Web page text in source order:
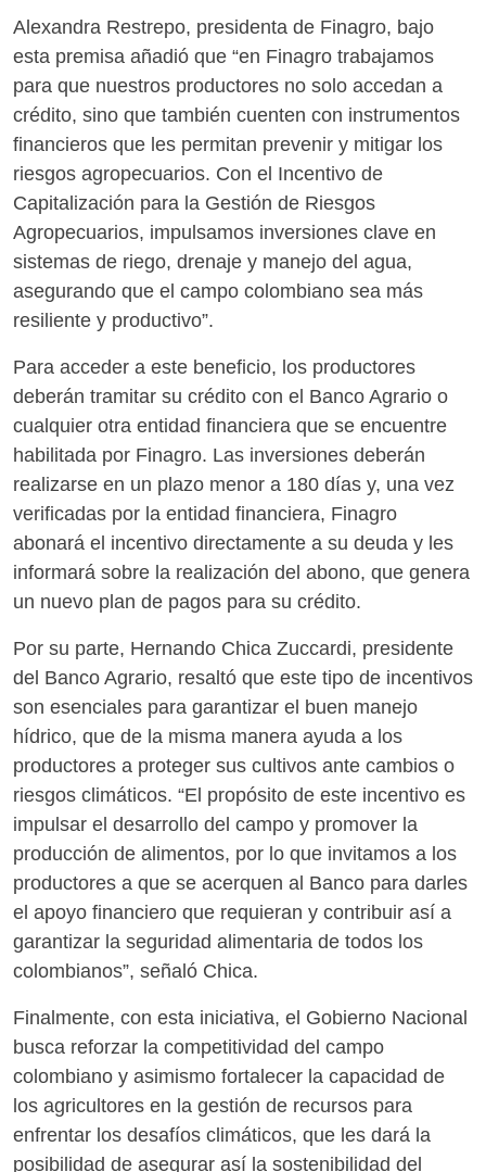
Alexandra Restrepo, presidenta de Finagro, bajo
esta premisa añadió que “en Finagro trabajamos
para que nuestros productores no solo accedan a
crédito, sino que también cuenten con instrumentos
financieros que les permitan prevenir y mitigar los
riesgos agropecuarios. Con el Incentivo de
Capitalización para la Gestión de Riesgos
Agropecuarios, impulsamos inversiones clave en
sistemas de riego, drenaje y manejo del agua,
asegurando que el campo colombiano sea más
resiliente y productivo”.
Para acceder a este beneficio, los productores
deberán tramitar su crédito con el Banco Agrario o
cualquier otra entidad financiera que se encuentre
habilitada por Finagro. Las inversiones deberán
realizarse en un plazo menor a 180 días y, una vez
verificadas por la entidad financiera, Finagro
abonará el incentivo directamente a su deuda y les
informará sobre la realización del abono, que genera
un nuevo plan de pagos para su crédito.
Por su parte, Hernando Chica Zuccardi, presidente
del Banco Agrario, resaltó que este tipo de incentivos
son esenciales para garantizar el buen manejo
hídrico, que de la misma manera ayuda a los
productores a proteger sus cultivos ante cambios o
riesgos climáticos. “El propósito de este incentivo es
impulsar el desarrollo del campo y promover la
producción de alimentos, por lo que invitamos a los
productores a que se acerquen al Banco para darles
el apoyo financiero que requieran y contribuir así a
garantizar la seguridad alimentaria de todos los
colombianos”, señaló Chica.
Finalmente, con esta iniciativa, el Gobierno Nacional
busca reforzar la competitividad del campo
colombiano y asimismo fortalecer la capacidad de
los agricultores en la gestión de recursos para
enfrentar los desafíos climáticos, que les dará la
posibilidad de asegurar así la sostenibilidad del